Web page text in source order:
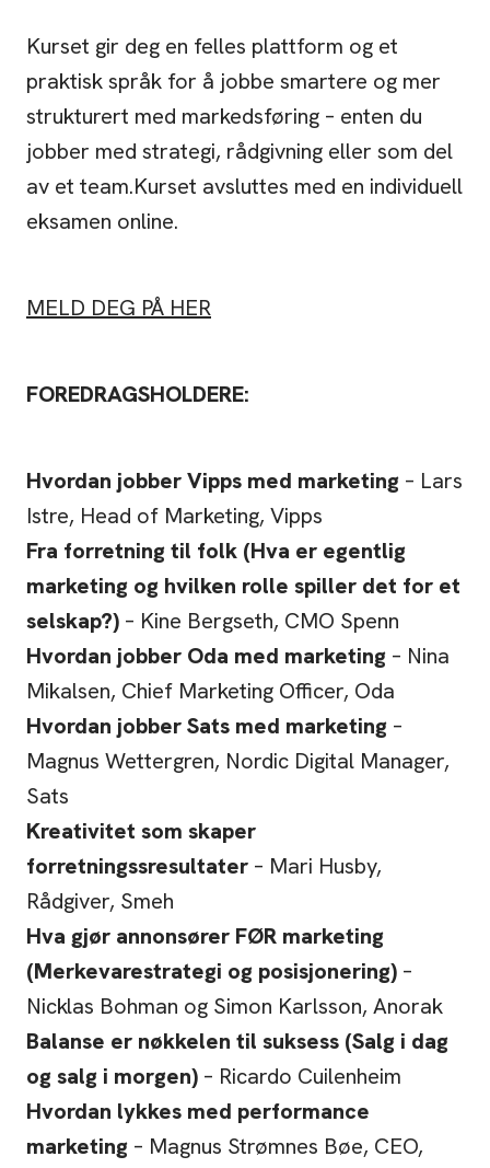
Kurset gir deg en felles plattform og et
praktisk språk for å jobbe smartere og mer
strukturert med markedsføring – enten du
jobber med strategi, rådgivning eller som del
av et team.Kurset avsluttes med en individuell
eksamen online.
MELD DEG PÅ HER
FOREDRAGSHOLDERE:
Hvordan jobber Vipps med marketing – Lars
Istre, Head of Marketing, Vipps
Fra forretning til folk (Hva er egentlig
marketing og hvilken rolle spiller det for et
selskap?) – Kine Bergseth, CMO Spenn
Hvordan jobber Oda med marketing – Nina
Mikalsen, Chief Marketing Officer, Oda
Hvordan jobber Sats med marketing –
Magnus Wettergren, Nordic Digital Manager,
Sats
Kreativitet som skaper
forretningssresultater – Mari Husby,
Rådgiver, Smeh
Hva gjør annonsører FØR marketing
(Merkevarestrategi og posisjonering) –
Nicklas Bohman og Simon Karlsson, Anorak
Balanse er nøkkelen til suksess (Salg i dag
og salg i morgen) – Ricardo Cuilenheim
Hvordan lykkes med performance
marketing – Magnus Strømnes Bøe, CEO,